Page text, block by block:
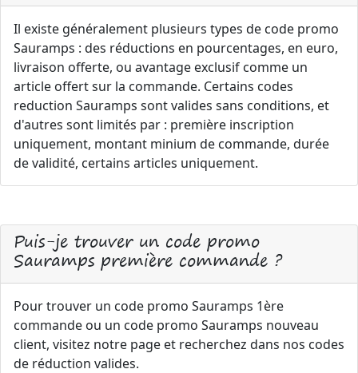
Il existe généralement plusieurs types de code promo
Sauramps : des réductions en pourcentages, en euro,
livraison offerte, ou avantage exclusif comme un
article offert sur la commande. Certains codes
reduction Sauramps sont valides sans conditions, et
d'autres sont limités par : première inscription
uniquement, montant minium de commande, durée
de validité, certains articles uniquement.
Puis-je trouver un code promo
Sauramps première commande ?
Pour trouver un code promo Sauramps 1ère
commande ou un code promo Sauramps nouveau
client, visitez notre page et recherchez dans nos codes
de réduction valides.